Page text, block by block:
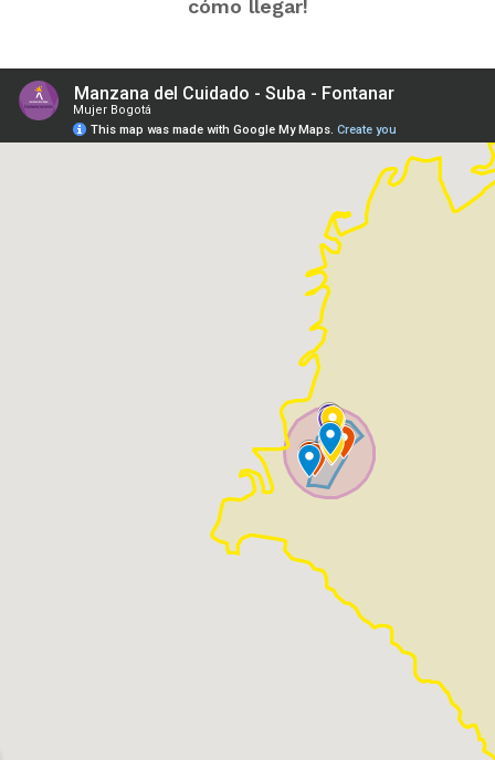
cómo llegar!